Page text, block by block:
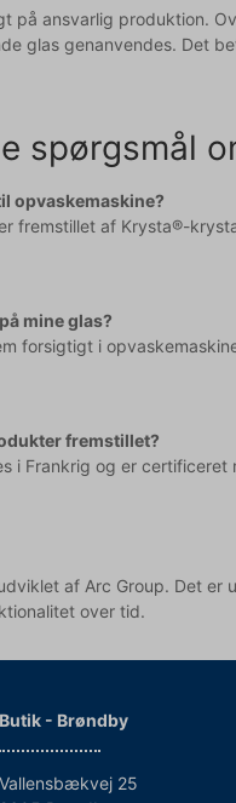
på ansvarlig produktion.
glas genanvendes. Det
spørgsmål
opvaskemaskine?
fremstillet af Krysta®-
mine glas?
forsigtigt i
fremstillet?
i Frankrig og er
af Arc Group. Det
over tid.
Butik - Brøndby
Vallensbækvej 25